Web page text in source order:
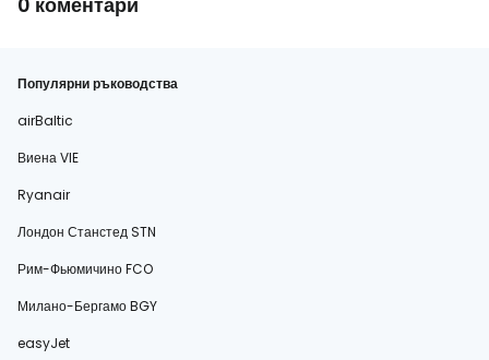
Популярни ръководства
airBaltic
Виена VIE
Ryanair
Лондон Станстед STN
Рим-Фьюмичино FCO
Милано-Бергамо BGY
easyJet